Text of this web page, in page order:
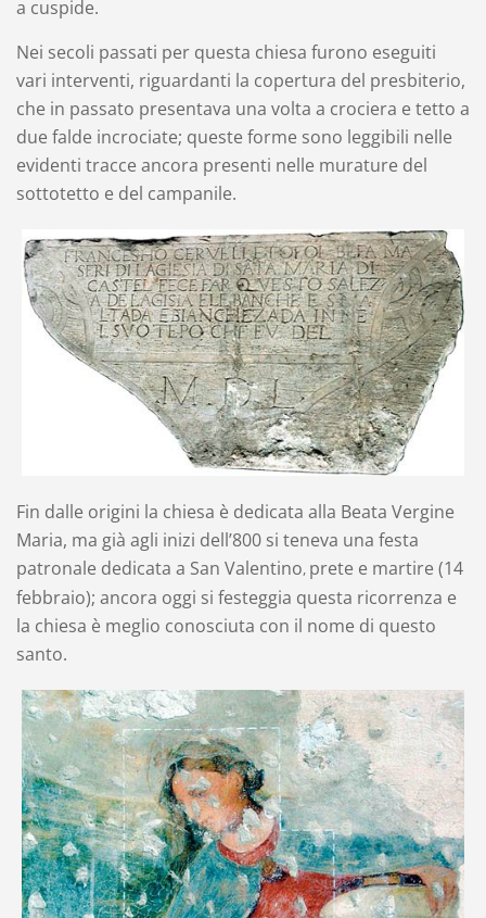
a cuspide.
Nei secoli passati per questa chiesa furono eseguiti
vari interventi, riguardanti la copertura del presbiterio,
che in passato presentava una volta a crociera e tetto a
due falde incrociate; queste forme sono leggibili nelle
evidenti tracce ancora presenti nelle murature del
sottotetto e del campanile.
Fin dalle origini la chiesa è dedicata alla Beata Vergine
Maria, ma già agli inizi dell’800 si teneva una festa
patronale dedicata a San Valentino, prete e martire (14
febbraio); ancora oggi si festeggia questa ricorrenza e
la chiesa è meglio conosciuta con il nome di questo
santo.